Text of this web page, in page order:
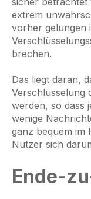
extrem
vorher gelungen
brechen.
Das liegt daran,
Verschlüsselung
werden, so dass
wenige
ganz bequem im
Nutzer sich
Ende-